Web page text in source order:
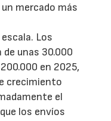
mercado más
Los
unas 30.000
en 2025,
crecimiento
el
los envíos